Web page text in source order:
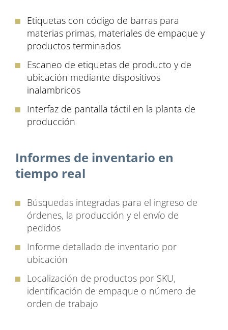
Etiquetas con código de barras para
materias primas, materiales de empaque y
productos terminados
Escaneo de etiquetas de producto y de
ubicación mediante dispositivos
inalambricos
Interfaz de pantalla táctil en la planta de
producción
Informes de inventario en
tiempo real
Búsquedas integradas para el ingreso de
órdenes, la producción y el envío de
pedidos
Informe detallado de inventario por
ubicación
Localización de productos por SKU,
identificación de empaque o número de
orden de trabajo